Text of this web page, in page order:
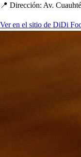
📍 Dirección: Av. Cuauht
Ver en el sitio de DiDi